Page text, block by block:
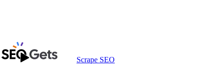
Scrape SEO